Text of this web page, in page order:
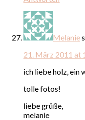
Melanie
21. März 2011 at
ich liebe holz, ein
tolle fotos!
liebe grüße,
melanie